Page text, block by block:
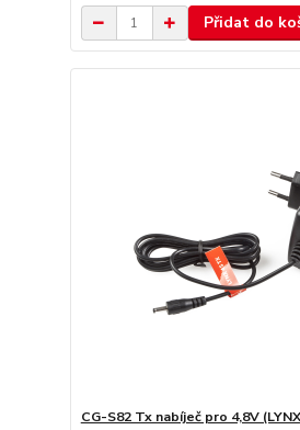
Přidat do
CG-S82 Tx nabíječ pro 4,8V